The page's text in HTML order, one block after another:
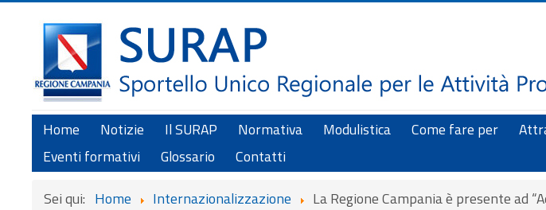
Home Notizie Il SURAP Normativa Modulistica Come fare per
Eventi formativi
Glossario
Contatti
Sei qui: Home Internazionalizzazione La Regione Campania è presente ad